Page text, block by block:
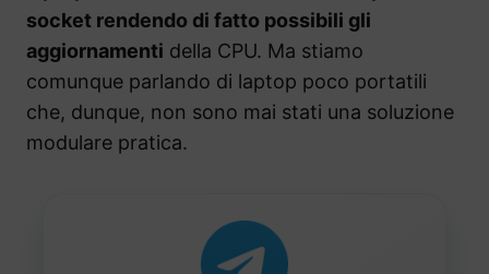
socket rendendo di fatto possibili gli
aggiornamenti della CPU. Ma stiamo
comunque parlando di laptop poco portatili
che, dunque, non sono mai stati una soluzione
modulare pratica.